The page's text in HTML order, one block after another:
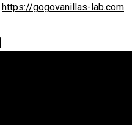
https://gogovanillas-lab.com